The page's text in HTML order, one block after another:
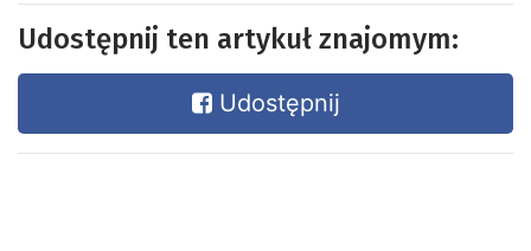
Udostępnij ten artykuł znajomym:
Udostępnij